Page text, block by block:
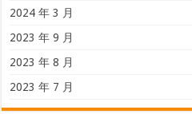
2024 年 3 月
2023 年 9 月
2023 年 8 月
2023 年 7 月